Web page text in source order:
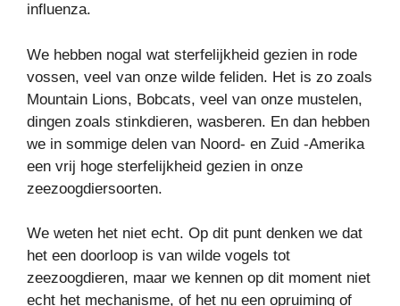
influenza.
We hebben nogal wat sterfelijkheid gezien in rode
vossen, veel van onze wilde feliden. Het is zo zoals
Mountain Lions, Bobcats, veel van onze mustelen,
dingen zoals stinkdieren, wasberen. En dan hebben
we in sommige delen van Noord- en Zuid -Amerika
een vrij hoge sterfelijkheid gezien in onze
zeezoogdiersoorten.
We weten het niet echt. Op dit punt denken we dat
het een doorloop is van wilde vogels tot
zeezoogdieren, maar we kennen op dit moment niet
echt het mechanisme, of het nu een opruiming of